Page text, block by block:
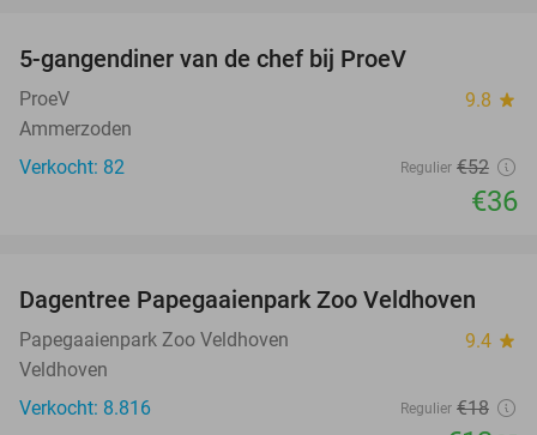
5-gangendiner van de chef bij ProeV
ProeV 9.8 star
Ammerzoden
Verkocht: 82
Regulier €52
€36
26%
Dagentree Papegaaienpark Zoo Veldhoven
Papegaaienpark Zoo Veldhoven 9.4 star
Veldhoven
Verkocht: 8.816
Regulier €18